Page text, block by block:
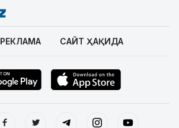
РЕКЛАМА САЙТ ҲАҚИДА